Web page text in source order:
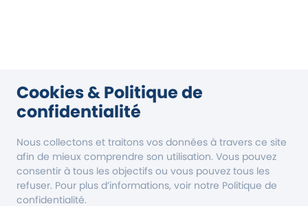
Cookies & Politique de
confidentialité
Nous collectons et traitons vos données à travers ce site
afin de mieux comprendre son utilisation. Vous pouvez
consentir à tous les objectifs ou vous pouvez tous les
refuser. Pour plus d’informations, voir notre Politique de
confidentialité.